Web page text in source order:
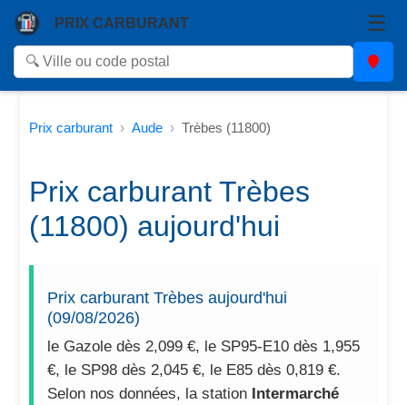
PRIX CARBURANT ☰
Prix carburant Aude Trèbes (11800)
Prix carburant Trèbes
(11800) aujourd'hui
Prix carburant Trèbes aujourd'hui
(09/08/2026)
le Gazole dès 2,099 €, le SP95-E10 dès 1,955
€, le SP98 dès 2,045 €, le E85 dès 0,819 €.
Selon nos données, la station Intermarché